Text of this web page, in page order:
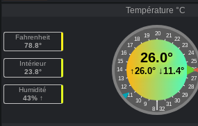
Température °C
Fahrenheit
78.8°
Intérieur
23.8°
Humidité
43% ↑
20
19 21
18
22
17
23
16
24
15
25
14
26
13
27
12
28
11
29
10
30
9 31
|
8 32
26.0°
↑26.0°↓11.4°